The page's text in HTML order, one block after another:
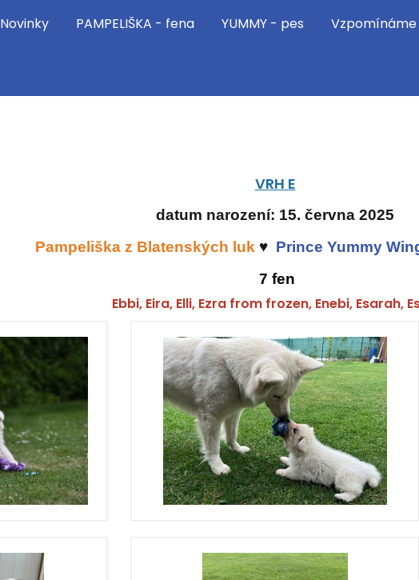
Novinky PAMPELIŠKA - fena YUMMY - pes Vzpomínáme
VRH E
datum narození: 15. června 2025
Pampeliška z Blatenských luk ♥ Prince Yummy
7 fen
Ebbi, Eira, Elli, Ezra from frozen, Enebi, Esarah,